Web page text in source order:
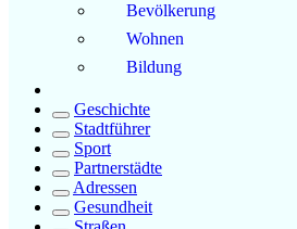
Bevölkerung
Wohnen
Bildung
Geschichte
Stadtführer
Sport
Partnerstädte
Adressen
Gesundheit